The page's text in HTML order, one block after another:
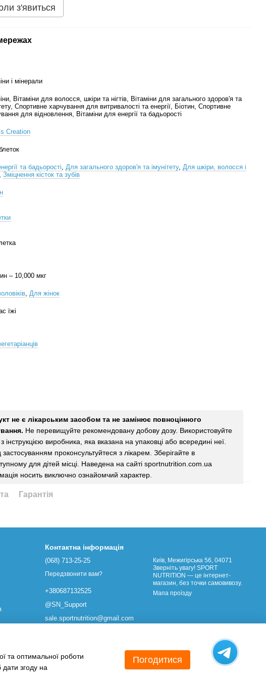
з'явиться
і мінерали
Вітаміни для волосся, шкіри та нігтів, Вітаміни для загального здоров'я та
Спортивне харчування для витривалості та енергії, Біотин, Спортивне
для відновлення, Вітаміни для енергії та бадьорості
Creation
та бадьорості, Для загального здоров'я та імунітету, Для шкіри, волосся і
, Зміцнення кісток та зубів
– 10,000 мкг
, Для жінок
їжі
не є лікарським засобом та не замінює повноцінного
Не перевищуйте рекомендовану добову дозу. Використовуйте
з інструкцією виробника, яка вказана на упаковці або всередині неї.
проконсультуйтеся з лікарем. Зберігайте в
для дітей місці. Наведена на сайті sportnutrition.com.ua
носить виключно ознайомчий характер.
Гарантія
Контактна інформація
(068) 713-25-25
Передзвонити вам?
+380687132525
@SN_Support
sale.sportnutrition@gmail.com
Київ, Межигірська 56, 04071
Зверніть увагу! SPORT
NUTRITION — це інтернет-
магазин, без точки самовивозу.
Мапа проїзду
та оптимальної роботи
згоду на
Погодитися